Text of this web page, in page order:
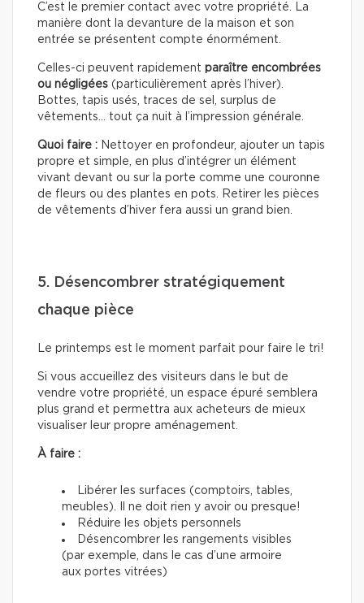
C’est le premier contact avec votre propriété. La
manière dont la devanture de la maison et son
entrée se présentent compte énormément.
Celles-ci peuvent rapidement paraître encombrées
ou négligées (particulièrement après l’hiver).
Bottes, tapis usés, traces de sel, surplus de
vêtements… tout ça nuit à l’impression générale.
Quoi faire : Nettoyer en profondeur, ajouter un tapis
propre et simple, en plus d’intégrer un élément
vivant devant ou sur la porte comme une couronne
de fleurs ou des plantes en pots. Retirer les pièces
de vêtements d’hiver fera aussi un grand bien.
5. Désencombrer stratégiquement
chaque pièce
Le printemps est le moment parfait pour faire le tri!
Si vous accueillez des visiteurs dans le but de
vendre votre propriété, un espace épuré semblera
plus grand et permettra aux acheteurs de mieux
visualiser leur propre aménagement.
À faire :
Libérer les surfaces (comptoirs, tables,
meubles). Il ne doit rien y avoir ou presque!
Réduire les objets personnels
Désencombrer les rangements visibles
(par exemple, dans le cas d’une armoire
aux portes vitrées)